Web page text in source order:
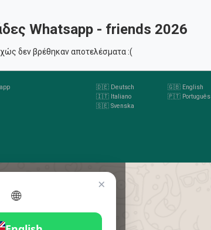
Whatsapp - friends 2026
δεν βρέθηκαν αποτελέσματα :(
🇩🇪 Deutsch 🇬🇧 English
🇮🇹 Italiano
🇵🇹 Português
🇸🇪 Svenska
×
🌐